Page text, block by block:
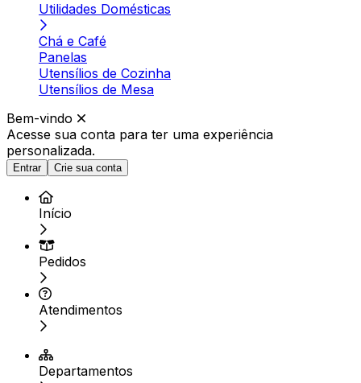
Utilidades Domésticas
Chá e Café
Panelas
Utensílios de Cozinha
Utensílios de Mesa
Bem-vindo
Acesse sua conta para ter uma experiência
personalizada.
Entrar Crie sua conta
Início
Pedidos
Atendimentos
Departamentos